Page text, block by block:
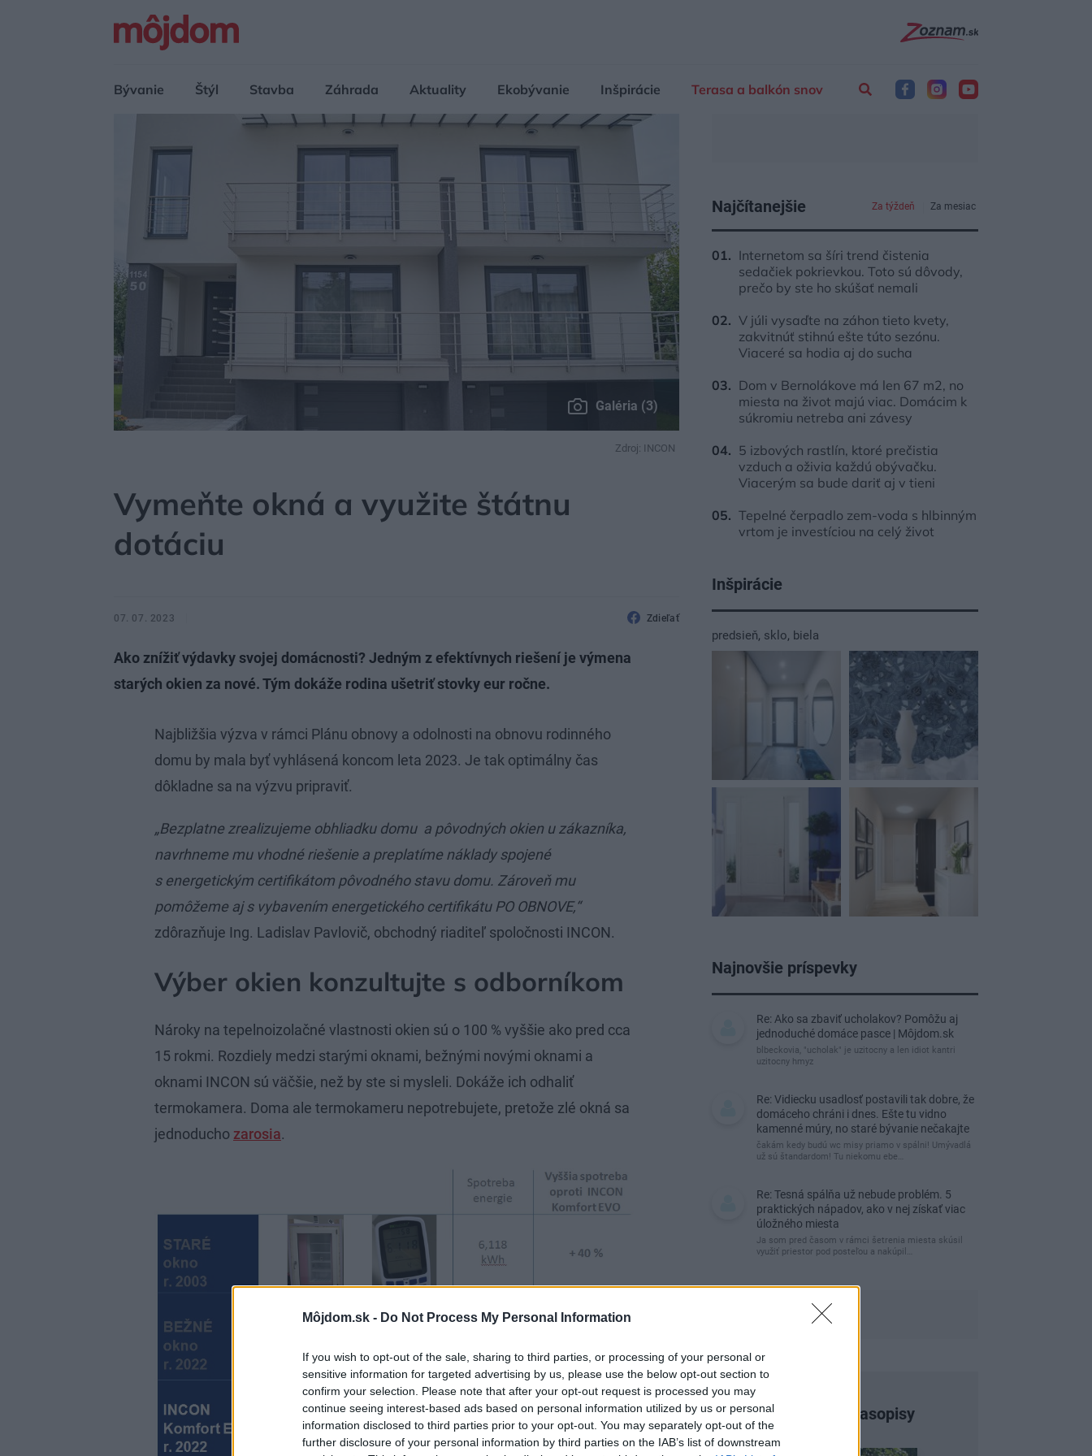
Môjdom.sk - Do Not Process My Personal Information
If you wish to opt-out of the sale, sharing to third parties, or processing of your personal or
sensitive information for targeted advertising by us, please use the below opt-out section to
confirm your selection. Please note that after your opt-out request is processed you may
continue seeing interest-based ads based on personal information utilized by us or personal
information disclosed to third parties prior to your opt-out. You may separately opt-out of the
further disclosure of your personal information by third parties on the IAB’s list of downstream
Bývanie Štýl Stavba Záhrada Aktuality Ekobývanie Inšpirácie Terasa a balkón snov
Galéria (3)
Zdroj: INCON
Vymeňte okná a využite štátnu
dotáciu
07. 07. 2023 Zdieľať
Ako znížiť výdavky svojej domácnosti? Jedným z efektívnych riešení je výmena
starých okien za nové. Tým dokáže rodina ušetriť stovky eur ročne.
Najbližšia výzva v rámci Plánu obnovy a odolnosti na obnovu rodinného
domu by mala byť vyhlásená koncom leta 2023. Je tak optimálny čas
dôkladne sa na výzvu pripraviť.
„Bezplatne zrealizujeme obhliadku domu a pôvodných okien u zákazníka,
navrhneme mu vhodné riešenie a preplatíme náklady spojené
s energetickým certifikátom pôvodného stavu domu. Zároveň mu
pomôžeme aj s vybavením energetického certifikátu PO OBNOVE,“
zdôrazňuje Ing. Ladislav Pavlovič, obchodný riaditeľ spoločnosti INCON.
Výber okien konzultujte s odborníkom
Nároky na tepelnoizolačné vlastnosti okien sú o 100 % vyššie ako pred cca
15 rokmi. Rozdiely medzi starými oknami, bežnými novými oknami a
oknami INCON sú väčšie, než by ste si mysleli. Dokáže ich odhaliť
termokamera. Doma ale termokameru nepotrebujete, pretože zlé okná sa
jednoducho zarosia.
Najčítanejšie Za týždeň Za mesiac
Internetom sa šíri trend čistenia
sedačiek pokrievkou. Toto sú dôvody,
prečo by ste ho skúšať nemali
V júli vysaďte na záhon tieto kvety,
zakvitnúť stihnú ešte túto sezónu.
Viaceré sa hodia aj do sucha
Dom v Bernolákove má len 67 m2, no
miesta na život majú viac. Domácim k
súkromiu netreba ani závesy
5 izbových rastlín, ktoré prečistia
vzduch a oživia každú obývačku.
Viacerým sa bude dariť aj v tieni
Tepelné čerpadlo zem-voda s hlbinným
vrtom je investíciou na celý život
Inšpirácie
predsieň, sklo, biela
Najnovšie príspevky
Re: Ako sa zbaviť ucholakov? Pomôžu aj
jednoduché domáce pasce | Môjdom.sk
blbeckovia, "ucholak" je uzitocny a len idiot kantri
uzitocny hmyz
Re: Vidiecku usadlosť postavili tak dobre, že
domáceho chráni i dnes. Ešte tu vidno
kamenné múry, no staré bývanie nečakajte
čakám kedy budú wc misy priamo v spálni! Umývadlá
už sú štandardom! Tu niekomu ebe…
Re: Tesná spálňa už nebude problém. 5
praktických nápadov, ako v nej získať viac
úložného miesta
Ja som pred časom v rámci šetrenia miesta skúsil
využiť priestor pod posteľou a nakúpil…
Najnovšie časopisy